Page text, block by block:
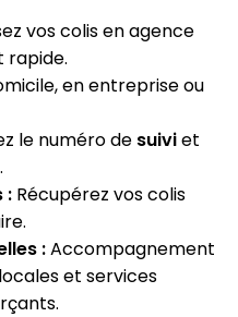
vos colis en agence
rapide.
en entreprise ou
le numéro de suiviet
: Récupérez vos colis
:Accompagnement
locales et services